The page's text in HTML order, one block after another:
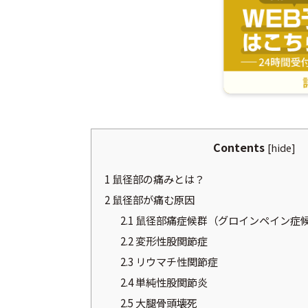
Contents [hide]
1 鼠径部の痛みとは？
2鼠径部が痛む原因
2.1 鼠径部痛症候群（グロインペイン症
2.2変形性股関節症
2.3 リウマチ性関節症
2.4単純性股関節炎
2.5 大腿骨頭壊死